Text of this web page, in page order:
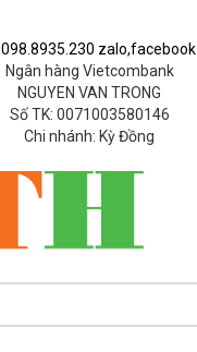
098.8935.230 zalo,facebook
Ngân hàng Vietcombank
NGUYEN VAN TRONG
Số TK: 0071003580146
Chi nhánh: Kỳ Đồng